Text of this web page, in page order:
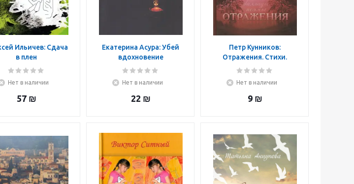
Ильичев: Сдача
в плен
Нет в наличии
57₪
Екатерина Асура: Убей
вдохновение
Нет в наличии
22 ₪
Петр Кунников:
Отражения. Стихи.
Баллады. Поэмы
Нет в наличии
9₪